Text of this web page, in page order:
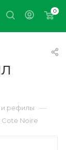
0
рефилы —
Noire